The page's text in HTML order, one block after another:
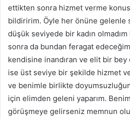
ettikten sonra hizmet verme
bildiririm. Öyle her önüne gelenle
düşük seviyede bir kadın
sonra da bundan feragat
kendisine inandıran ve elit bir
ise üst seviye bir şekilde hizmet
ve benimle birlikte
için elimden geleni yaparım.
görüşmeye gelirseniz memnun